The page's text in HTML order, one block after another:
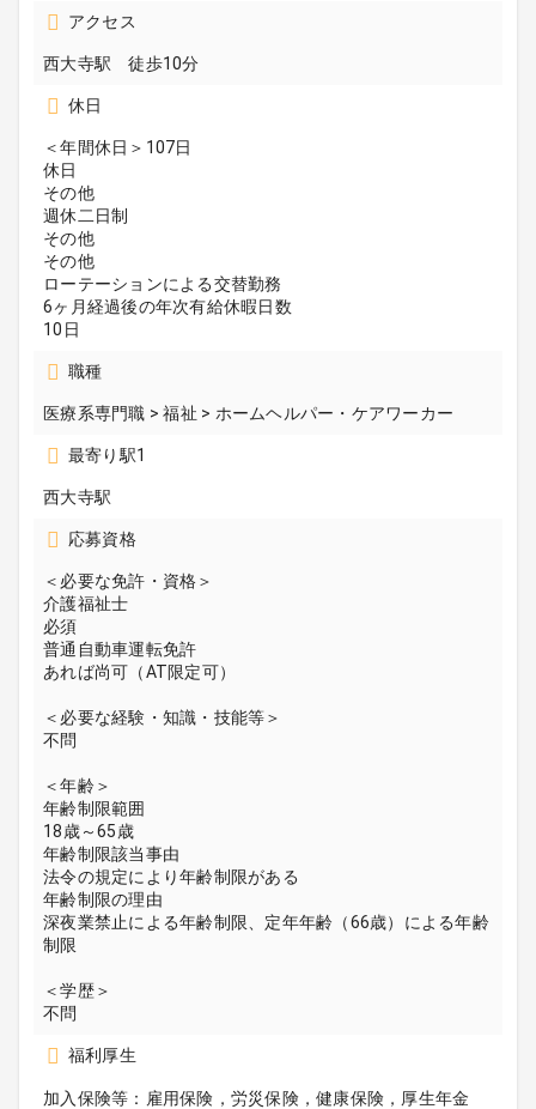
アクセス
西大寺駅 徒歩10分
休日
＜年間休日＞107日
休日
その他
週休二日制
その他
その他
ローテーションによる交替勤務
6ヶ月経過後の年次有給休暇日数
10日
職種
医療系専門職 > 福祉 > ホームヘルパー・ケアワーカー
最寄り駅1
西大寺駅
応募資格
＜必要な免許・資格＞
介護福祉士
必須
普通自動車運転免許
あれば尚可（AT限定可）
＜必要な経験・知識・技能等＞
不問
＜年齢＞
年齢制限範囲
18歳～65歳
年齢制限該当事由
法令の規定により年齢制限がある
年齢制限の理由
深夜業禁止による年齢制限、定年年齢（66歳）による年齢
制限
＜学歴＞
不問
福利厚生
加入保険等：雇用保険，労災保険，健康保険，厚生年金